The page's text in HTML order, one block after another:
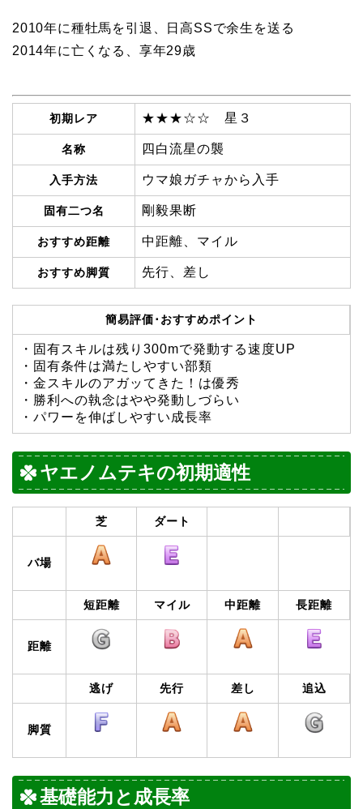
2010年に種牡馬を引退、日高SSで余生を送る
2014年に亡くなる、享年29歳
初期レア ★★★☆☆ 星３
名称 四白流星の襲
入手方法 ウマ娘ガチャから入手
固有二つ名 剛毅果断
おすすめ距離 中距離、マイル
おすすめ脚質 先行、差し
簡易評価･おすすめポイント
・固有スキルは残り300mで発動する速度UP
・固有条件は満たしやすい部類
・金スキルのアガッてきた！は優秀
・勝利への執念はやや発動しづらい
・パワーを伸ばしやすい成長率
ヤエノムテキの初期適性
芝 ダート
バ場
短距離 マイル 中距離 長距離
距離
逃げ 先行 差し 追込
脚質
基礎能力と成長率